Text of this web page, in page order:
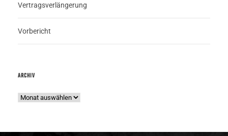
Vertragsverlängerung
Vorbericht
ARCHIV